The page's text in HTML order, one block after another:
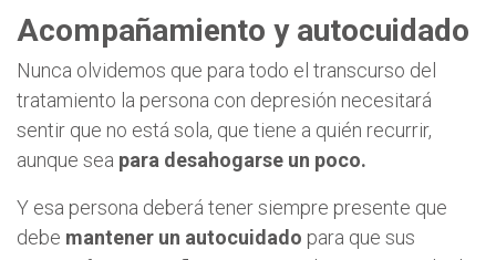
Acompañamiento y autocuidado
Nunca olvidemos que para todo el transcurso del
tratamiento la persona con depresión necesitará
sentir que no está sola, que tiene a quién recurrir,
aunque sea para desahogarse un poco.
Y esa persona deberá tener siempre presente que
debe mantener un autocuidado para que sus